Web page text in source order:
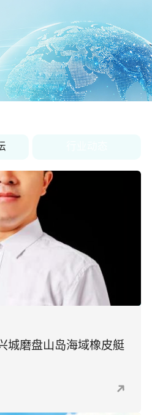
磨盘山岛海域橡皮艇